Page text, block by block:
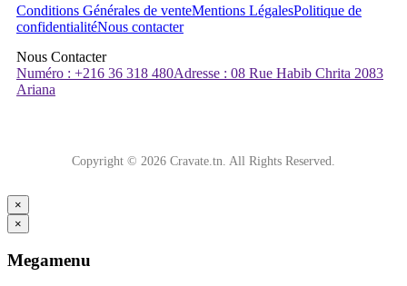
Conditions Générales de venteMentions LégalesPolitique de
confidentialitéNous contacter
Nous Contacter
Numéro : +216 36 318 480Adresse : 08 Rue Habib Chrita 2083
Ariana
Copyright © 2026 Cravate.tn. All Rights Reserved.
×
×
Megamenu